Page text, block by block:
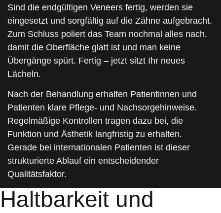
Sind die endgültigen Veneers fertig, werden sie
eingesetzt und sorgfältig auf die Zähne aufgebracht.
Zum Schluss poliert das Team nochmal alles nach,
damit die Oberfläche glatt ist und man keine
Übergänge spürt. Fertig – jetzt sitzt Ihr neues
Lächeln.
Nach der Behandlung erhalten Patientinnen und
Patienten klare Pflege- und Nachsorgehinweise.
Regelmäßige Kontrollen tragen dazu bei, die
Funktion und Ästhetik langfristig zu erhalten.
Gerade bei internationalen Patienten ist dieser
strukturierte Ablauf ein entscheidender
Qualitätsfaktor.
Haltbarkeit und